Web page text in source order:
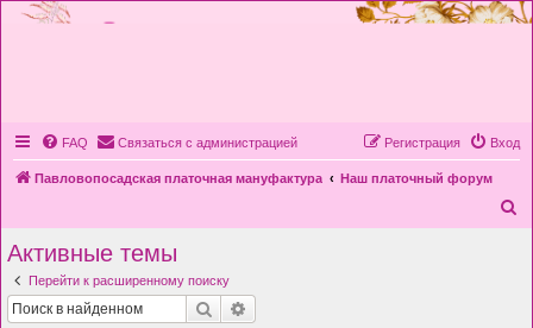
FAQ Связаться с администрацией Вход
Регистрация
Павловопосадская платочная мануфактура
Наш платочный форум
Активные темы
Перейти к расширенному поиску
Поиск